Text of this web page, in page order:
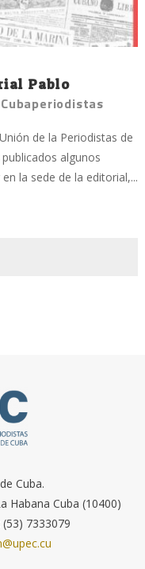
Pablo
de la Periodistas de
algunos
la sede de la editorial,...
Cuba.
Habana Cuba (10400)
7333079